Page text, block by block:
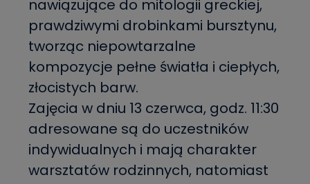
nawiązujące do mitologii greckiej,
prawdziwymi drobinkami bursztynu,
tworząc niepowtarzalne
kompozycje pełne światła i ciepłych,
złocistych barw.
Zajęcia w dniu 13 czerwca, godz. 11:30
adresowane są do uczestników
indywidualnych i mają charakter
warsztatów rodzinnych, natomiast